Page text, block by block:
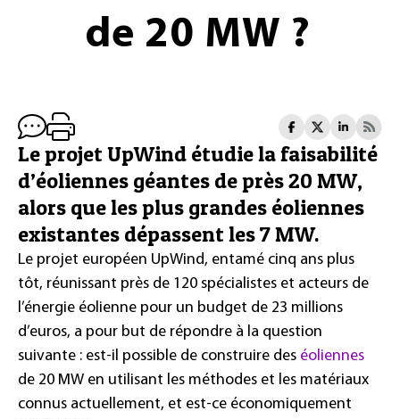
de 20 MW ?
Le projet UpWind étudie la faisabilité
d’éoliennes géantes de près 20 MW,
alors que les plus grandes éoliennes
existantes dépassent les 7 MW.
Le projet européen UpWind, entamé cinq ans plus
tôt, réunissant près de 120 spécialistes et acteurs de
l’énergie éolienne pour un budget de 23 millions
d’euros, a pour but de répondre à la question
suivante : est-il possible de construire des éoliennes
de 20 MW en utilisant les méthodes et les matériaux
connus actuellement, et est-ce économiquement